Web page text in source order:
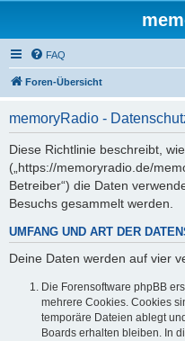
FAQ
Foren-Übersicht
memoryRadio -
Diese Richtlinie beschreibt,
(„https://memoryradio.de/
Betreiber“) die Daten
Besuchs gesammelt werden.
UMFANG UND ART DER
Deine Daten werden auf vier
Die Forensoftware phpBB
mehrere Cookies. Cookies
temporäre Dateien ablegt
Boards erhalten bleiben. In